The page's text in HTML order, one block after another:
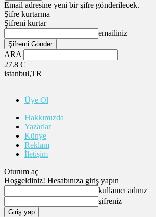
Email adresine yeni bir şifre gönderilecek.
Şifre kurtarma
Şifreni kurtar
emailiniz
ARA
27.8 C
istanbul,TR
Üye Ol
Hakkımızda
Yazarlar
Künye
Reklam
İletişim
Oturum aç
Hoşgeldiniz! Hesabınıza giriş yapın
kullanıcı adınız
şifreniz